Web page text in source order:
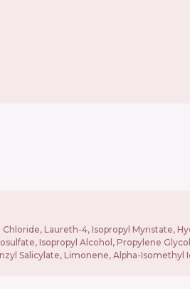
Laureth-4, Isopropyl Myristate,
Isopropyl Alcohol, Propylene
Salicylate, Limonene, Alpha-